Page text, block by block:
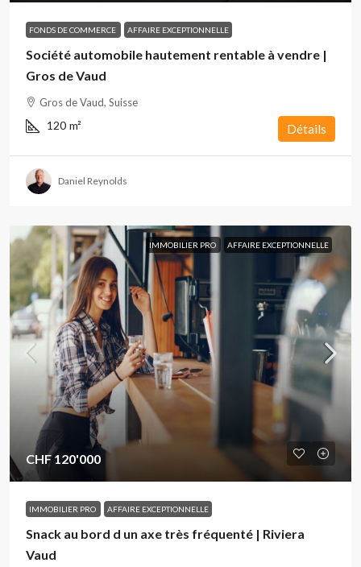
FONDS DE COMMERCE AFFAIRE EXCEPTIONNELLE
Société automobile hautement rentable à vendre |
Gros de Vaud
Gros de Vaud, Suisse
120 m² Détails
Daniel Reynolds
IMMOBILIER PRO AFFAIRE EXCEPTIONNELLE
CHF 120'000
IMMOBILIER PRO AFFAIRE EXCEPTIONNELLE
Snack au bord d un axe très fréquenté | Riviera
Vaud